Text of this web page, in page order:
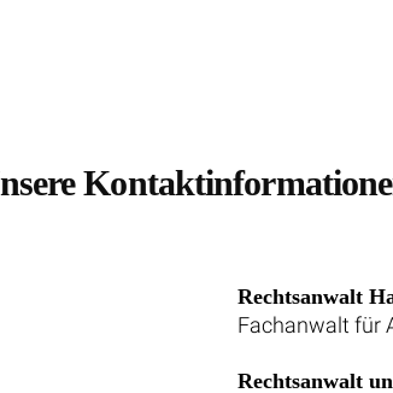
Rechtsanwalt
Fachanwalt für
Rechtsanwalt